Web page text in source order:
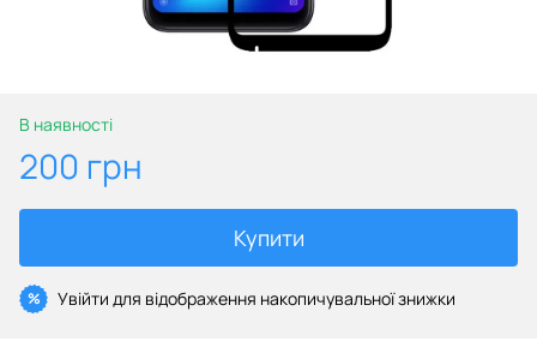
В наявності
200 грн
Купити
% Увійти для відображення накопичувальної знижки